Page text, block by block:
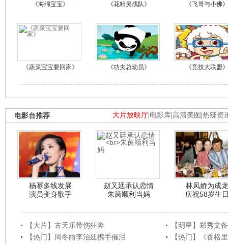
《海绵宝宝》 《花精灵战队》 《飞哥与小佛》
《蔬菜宝宝要回家》 《功夫总动员》 《竞技大联盟》
大片放映厅 电影库 高清美图 热辣资
电影台推荐
杨幂多线发展
演员变身歌手
赵又廷承认恋情
朱茵顺利当妈
林凤娇为成龙
庆祝58岁生
【大片】古天乐带伤狂奔
【明星】郑秀文
【热门】周冬雨李治廷携手催泪
【热门】《香格